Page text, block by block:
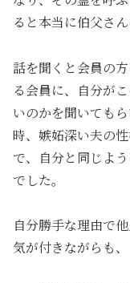
ると本当に伯父さ
話を聞くと会員の
る会員に、自分が
いのかを聞いても
時、嫉妬深い夫の
で、自分と同じよ
でした。
自分勝手な理由で
気が付きながらも、